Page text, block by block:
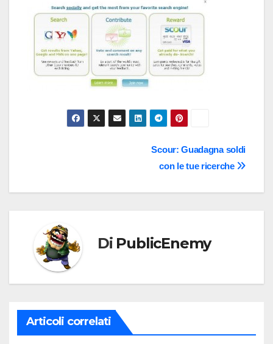
Scour: Guadagna soldi
con le tue ricerche
Di PublicEnemy
Articoli correlati